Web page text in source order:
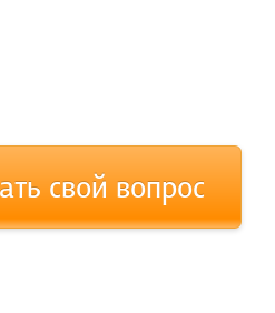
свой вопрос